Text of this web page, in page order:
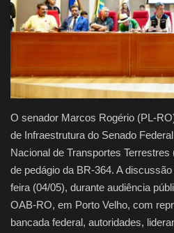
Educação
Galeria
Saúde
O senador Marcos Rogério (PL-
de Infraestrutura do Senado
Nacional de Transportes
de pedágio da BR-364. A
feira (04/05), durante audiência
OAB-RO, em Porto Velho, com
bancada federal, autoridades,